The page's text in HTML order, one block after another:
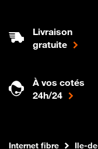
Livraison
gratuite
À vos cotés
24h/24
Boutique Orange
Internet fibre Ile-